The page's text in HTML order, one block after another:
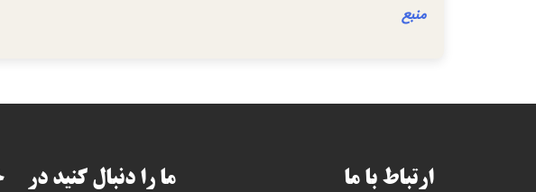
منبع
ارتباط با ما ما را دنبال کنید در